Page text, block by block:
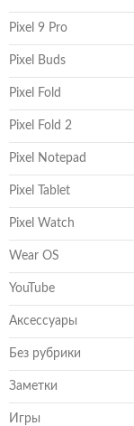
Pixel 9 Pro
Pixel Buds
Pixel Fold
Pixel Fold 2
Pixel Notepad
Pixel Tablet
Pixel Watch
Wear OS
YouTube
Аксессуары
Без рубрики
Заметки
Игры